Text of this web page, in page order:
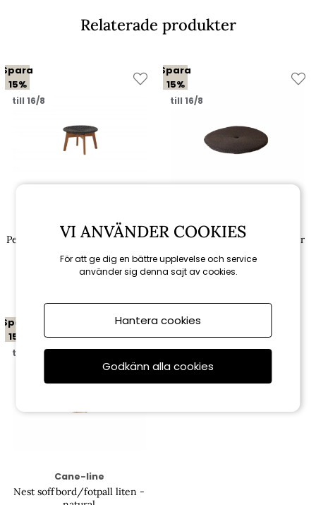
Relaterade produkter
Spara
15%
till 16/8
Cane-line
Peacock fotpall/sidobord - dark
Spara
15%
till 16/8
Cane-line
Peacock dyna till fotpall - fler
fr. 1 190 kr
Spara
15%
till 16/8
Cane-line
Nest soffbord/fotpall liten -
VI ANVÄNDER COOKIES
För att ge dig en bättre upplevelse och service
använder sig denna sajt av cookies.
Hantera cookies
Godkänn alla cookies